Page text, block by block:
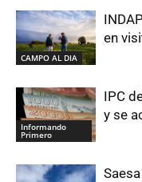
CAMPO AL DIA
en
Informando
Primero
IPC
y se